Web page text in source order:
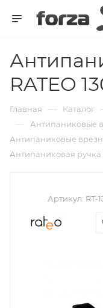
RATEO
Главная — Каталог
— Антипаниковые
Антипаниковые
Антипаниковая ручка
Артикул: RT-